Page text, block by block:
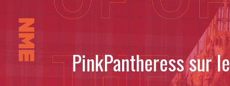
PinkPantheress sur